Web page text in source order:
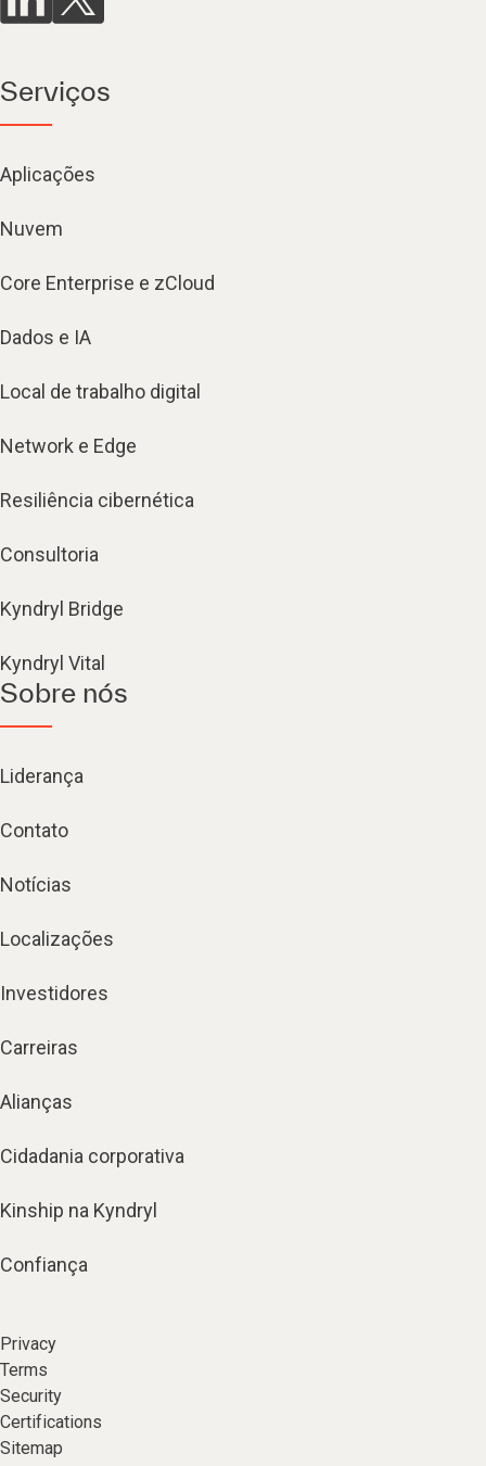
Serviços
Aplicações
Nuvem
Core Enterprise e zCloud
Dados e IA
Local de trabalho digital
Network e Edge
Resiliência cibernética
Consultoria
Kyndryl Bridge
Kyndryl Vital
Sobre nós
Liderança
Contato
Notícias
Localizações
Investidores
Carreiras
Alianças
Cidadania corporativa
Kinship na Kyndryl
Confiança
Privacy
Terms
Security
Certifications
Sitemap